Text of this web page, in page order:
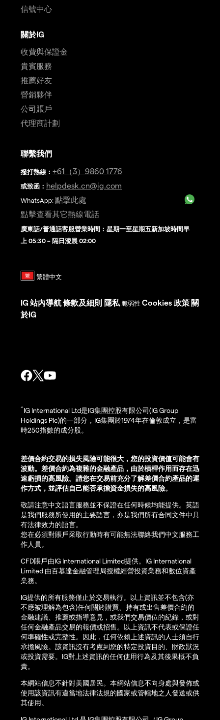
信號中心
關於IG
收費與保證金
貴賓服務
推薦好友
營銷夥伴
公司賬戶
代理商計劃
聯繫我們
撥打熱線 ： +61（3）9860 1776
或致函： helpdesk.cn@ig.com
WhatsApp: 點擊此處
點擊查看其它熱線電話
廣東話/普通話客服營業時間：星期一至星期五新加坡時間早
上 05:30 – 隔日淩晨 02:00
IG 站內導航條款及細則 隱私 脆弱性 Cookies 政策 關
於IG
^IG International Ltd是IG集團控股有限公司(IG Group
Holdings Plc)的一部分，IG集團於1974年在倫敦成立，是富
時250指數的成分股。
差價合約交易的損失風險可能很大，您的投資價值可能會有
波動。差價合約為複雜的金融產品，由於槓桿作用而存在迅
速虧損的高風險。請您在交易前充分了解差價合約產品的運
作方式，並評估自己能否承擔資金損失的高風險。
敬請注意中文語言服務並不保證在任何時候均能提供。英語
是我們服務所使用的主要語言，亦是我們所有合同文件中具
有法律效力的語言。
您在必須對賬戶采取行動時有可能無法聯絡我們中文服務工
作人員。
CFD賬戶由IG International Limited提供。IG International
Limited 由百慕達金融管理局授權經營投資業務和數位資產
業務。
IG提供的所有服務僅止於交易執行。以上資訊並不包含(亦
不應被理解為包含)任何關於購買、持有或出售差價合約的
金融建議、推薦或指導意見，或我們交易價位的紀錄，或對
任何金融產品交易的報價或招售。以上資訊不代表或保證任
何準確性或完整性。因此，任何依賴上述資訊的人士須自行
承擔風險。該資訊沒有考慮到您的特定投資目的、財政狀況
或投資需要。IG對上述資訊的任何使用行為及其後果概不負
責。
本網站信息不針對美國居民。本網站信息不向身處與發佈或
使用該資訊有違當地法律法規的國家或管轄地之人發送或供
其使用。